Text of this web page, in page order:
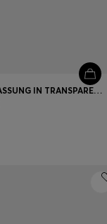
BRILLENFASSUNG IN TRANSPARENTEM GRAU MIT LOGO-PLAKETTE